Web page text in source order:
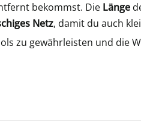
bekommst. Die Länge
Netz, damit du auch
zu gewährleisten und die